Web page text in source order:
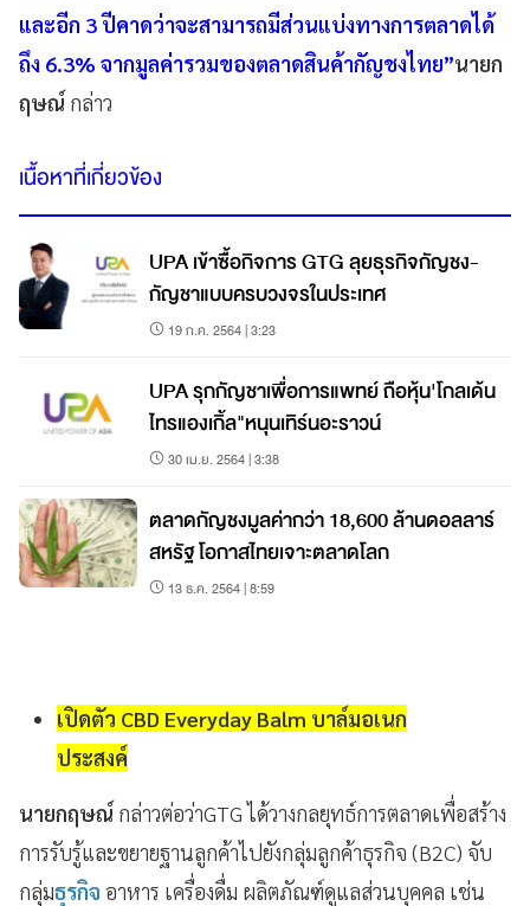
และอีก 3 ปีคาดว่าจะสามารถมีส่วนแบ่งทางการตลาดได้
ถึง 6.3% จากมูลค่ารวมของตลาดสินค้ากัญชงไทย”นายก
ฤษณ์ กล่าว
เนื้อหาที่เกี่ยวข้อง
UPA เข้าซื้อกิจการ GTG ลุยธุรกิจกัญชง-
กัญชาแบบครบวงจรในประเทศ
19 ก.ค. 2564 | 3:23
UPA รุกกัญชาเพื่อการแพทย์ ถือหุ้น'โกลเด้น
ไทรแองเกิ้ล"หนุนเทิร์นอะราวน์
30 เม.ย. 2564 | 3:38
ตลาดกัญชงมูลค่ากว่า 18,600 ล้านดอลลาร์
สหรัฐ โอกาสไทยเจาะตลาดโลก
13 ธ.ค. 2564 | 8:59
เปิดตัว CBD Everyday Balm บาล์มอเนก
ประสงค์
นายกฤษณ์ กล่าวต่อว่าGTG ได้วางกลยุทธ์การตลาดเพื่อสร้าง
การรับรู้และขยายฐานลูกค้าไปยังกลุ่มลูกค้าธุรกิจ (B2C) จับ
กลุ่มธุรกิจ อาหาร เครื่องดื่ม ผลิตภัณฑ์ดูแลส่วนบุคคล เช่น